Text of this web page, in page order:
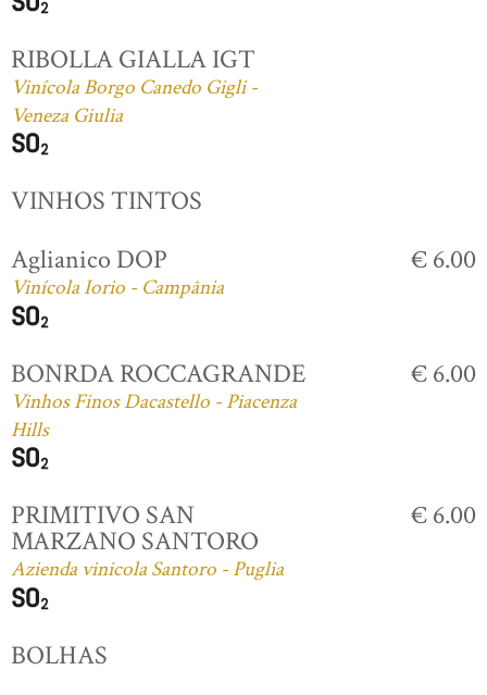
RIBOLLA GIALLA IGT
Vinícola Borgo Canedo Gigli -
Veneza Giulia
VINHOS TINTOS
Aglianico DOP
Vinícola Iorio - Campânia
€ 6.00
BONRDA ROCCAGRANDE
Vinhos Finos Dacastello - Piacenza
Hills
€ 6.00
PRIMITIVO SAN
MARZANO SANTORO
Azienda vinicola Santoro - Puglia
€ 6.00
BOLHAS